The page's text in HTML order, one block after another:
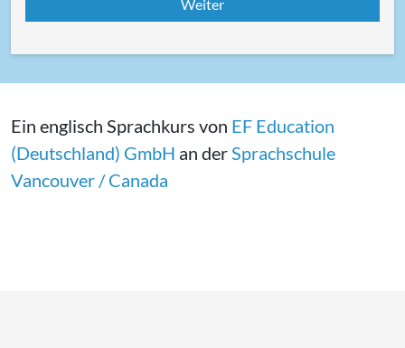
Ein englisch Sprachkurs von EF Education
(Deutschland) GmbH an der Sprachschule
Vancouver / Canada